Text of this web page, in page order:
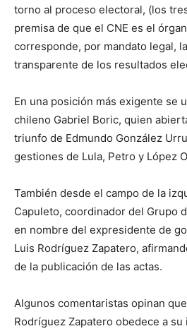
torno al proceso electoral, (los
premisa de que el CNE es el
corresponde, por mandato legal,
transparente de los resultados
En una posición más exigente se
chileno Gabriel Boric, quien
triunfo de Edmundo González
gestiones de Lula, Petro y López
También desde el campo de la
Capuleto, coordinador del Grupo
en nombre del expresidente de
Luis Rodríguez Zapatero,
de la publicación de las actas.
Algunos comentaristas opinan
Rodríguez Zapatero obedece a